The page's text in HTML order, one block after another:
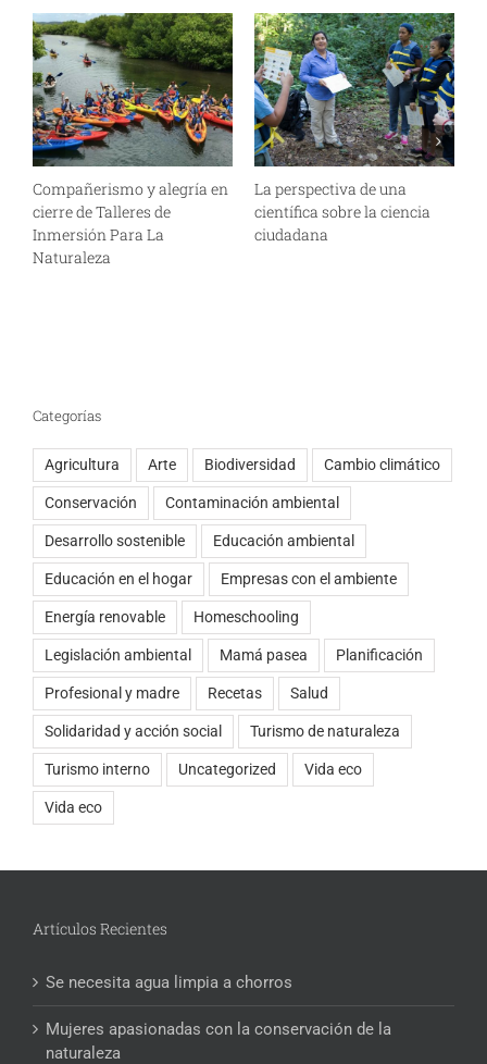
Compañerismo y alegría en
cierre de Talleres de
Inmersión Para La
Naturaleza
La perspectiva de una
científica sobre la ciencia
ciudadana
Categorías
Agricultura Arte Biodiversidad Cambio climático
Conservación Contaminación ambiental
Desarrollo sostenible Educación ambiental
Educación en el hogar Empresas con el ambiente
Energía renovable Homeschooling
Legislación ambiental Mamá pasea Planificación
Profesional y madre Recetas Salud
Solidaridad y acción social Turismo de naturaleza
Turismo interno Uncategorized Vida eco
Vida eco
Artículos Recientes
Se necesita agua limpia a chorros
Mujeres apasionadas con la conservación de la
naturaleza